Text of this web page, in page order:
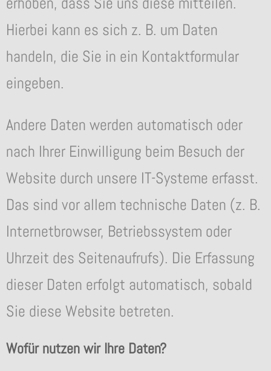
Hierbei kann es sich z. B. um Daten
handeln, die Sie in ein Kontaktformular
eingeben.
Andere Daten werden automatisch oder
nach Ihrer Einwilligung beim Besuch der
Website durch unsere IT-Systeme erfasst.
Das sind vor allem technische Daten (z. B.
Internetbrowser, Betriebssystem oder
Uhrzeit des Seitenaufrufs). Die Erfassung
dieser Daten erfolgt automatisch, sobald
Sie diese Website betreten.
Wofür nutzen wir Ihre Daten?